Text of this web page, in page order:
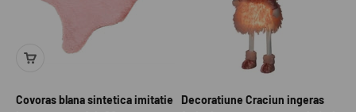
Covoras blana sintetica imitatie
Decoratiune Craciun ingeras